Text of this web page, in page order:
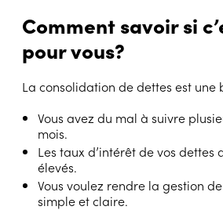
Comment savoir si
pour vous?
La consolidation de dettes est une
Vous avez du mal à suivre
mois.
Les taux d’intérêt de vos dettes
élevés.
Vous voulez rendre la gestion
simple et claire.